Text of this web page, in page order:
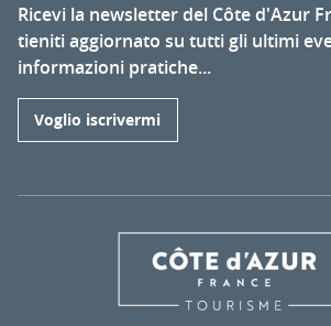
Ricevi la newsletter del Côte d'Azur
tieniti aggiornato su tutti gli ultimi
informazioni pratiche...
Voglio iscrivermi